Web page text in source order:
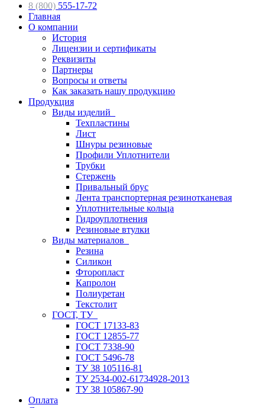
8 (800) 555-17-72
Главная
О компании
История
Лицензии и сертификаты
Реквизиты
Партнеры
Вопросы и ответы
Как заказать нашу продукцию
Продукция
Виды изделий
Техпластины
Лист
Шнуры резиновые
Профили Уплотнители
Трубки
Стержень
Привальный брус
Лента транспортерная резинотканевая
Уплотнительные кольца
Гидроуплотнения
Резиновые втулки
Виды материалов
Резина
Силикон
Фторопласт
Капролон
Полиуретан
Текстолит
ГОСТ, ТУ
ГОСТ 17133-83
ГОСТ 12855-77
ГОСТ 7338-90
ГОСТ 5496-78
ТУ 38 105116-81
ТУ 2534-002-61734928-2013
ТУ 38 105867-90
Оплата